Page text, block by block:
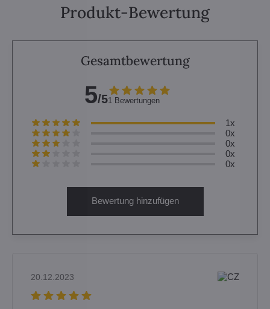
Produkt-Bewertung
Gesamtbewertung
5/51 Bewertungen
1x
0x
0x
0x
0x
Bewertung hinzufügen
20.12.2023